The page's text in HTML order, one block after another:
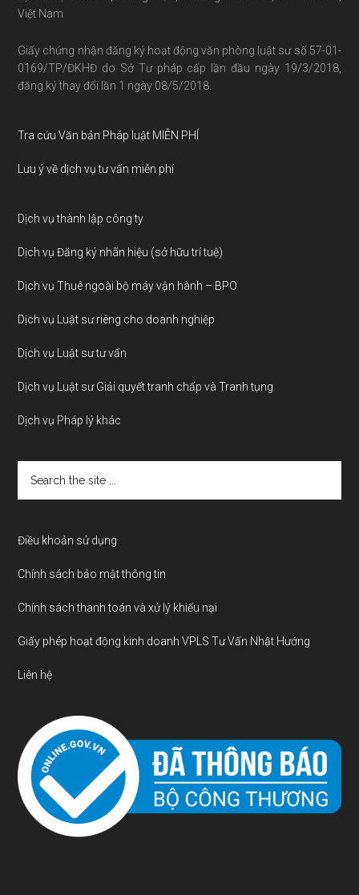
Việt Nam
Giấy chứng nhận đăng ký hoạt động văn phòng luật sư số 57-01-
0169/TP/ĐKHĐ do Sở Tư pháp cấp lần đầu ngày 19/3/2018,
đăng ký thay đổi lần 1 ngày 08/5/2018.
Tra cứu Văn bản Pháp luật MIỄN PHÍ
Lưu ý về dịch vụ tư vấn miễn phí
Dịch vụ thành lập công ty
Dịch vụ Đăng ký nhãn hiệu (sở hữu trí tuệ)
Dịch vụ Thuê ngoài bộ máy vận hành – BPO
Dịch vụ Luật sư riêng cho doanh nghiệp
Dịch vụ Luật sư tư vấn
Dịch vụ Luật sư Giải quyết tranh chấp và Tranh tụng
Dịch vụ Pháp lý khác
the
Điều khoản sử dụng
Chính sách bảo mật thông tin
Chính sách thanh toán và xử lý khiếu nại
Giấy phép hoạt động kinh doanh VPLS Tư Vấn Nhật Hướng
Liên hệ